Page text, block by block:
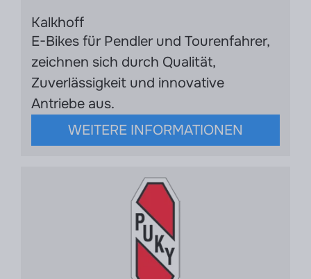
Kalkhoff
E-Bikes für Pendler und Tourenfahrer,
zeichnen sich durch Qualität,
Zuverlässigkeit und innovative
Antriebe aus.
WEITERE INFORMATIONEN